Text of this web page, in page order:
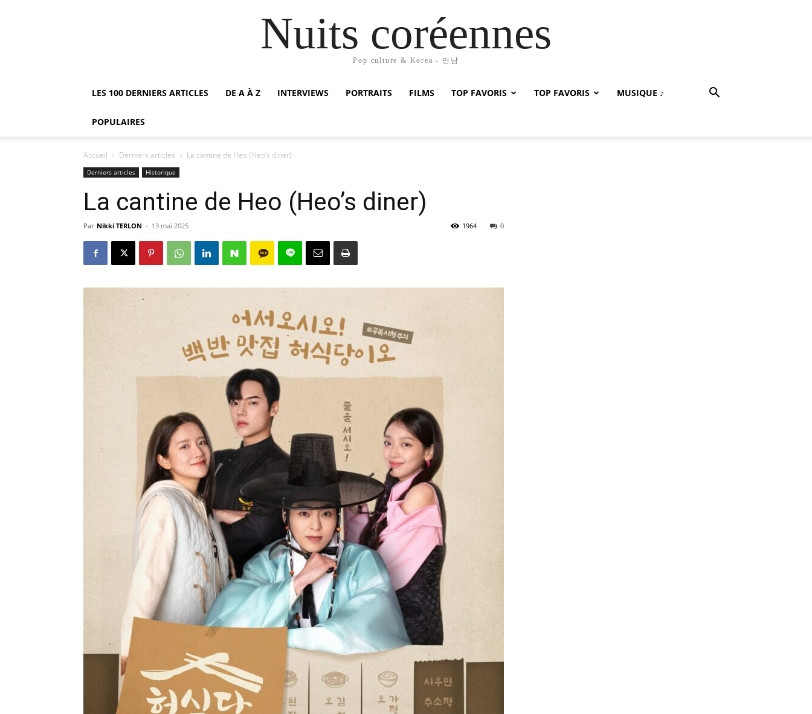
Nuits coréennes
Pop culture & Korea - 만남
LES 100 DERNIERS ARTICLES DE A À Z INTERVIEWS PORTRAITS FILMS TOP FAVORIS TOP FAVORIS MUSIQUE ♪
POPULAIRES
Accueil Derniers articles La cantine de Heo (Heo’s diner)
Derniers articles Historique
La cantine de Heo (Heo’s diner)
Par Nikki TERLON - 13 mai 2025 0
1964